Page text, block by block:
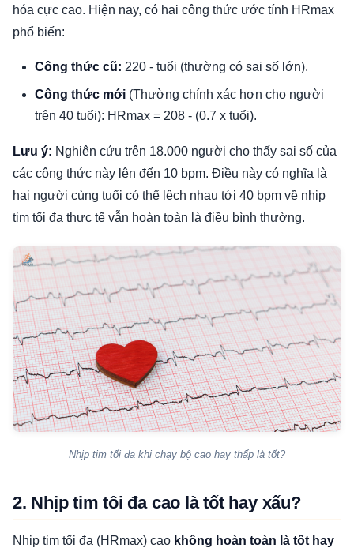
hóa cực cao. Hiện nay, có hai công thức ước tính HRmax
phổ biến:
Công thức cũ: 220 - tuổi (thường có sai số lớn).
Công thức mới (Thường chính xác hơn cho người
trên 40 tuổi): HRmax = 208 - (0.7 x tuổi).
Lưu ý: Nghiên cứu trên 18.000 người cho thấy sai số của
các công thức này lên đến 10 bpm. Điều này có nghĩa là
hai người cùng tuổi có thể lệch nhau tới 40 bpm về nhịp
tim tối đa thực tế vẫn hoàn toàn là điều bình thường.
Nhịp tim tối đa khi chạy bộ cao hay thấp là tốt?
2. Nhịp tim tôi đa cao là tốt hay xấu?
Nhịp tim tối đa (HRmax) cao không hoàn toàn là tốt hay